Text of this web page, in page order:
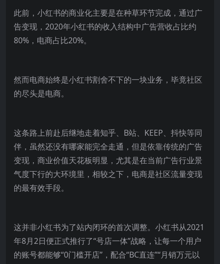
此前，小红书的商业化主要是在种草环节完成，通过广
告变现，2020年小红书的收入结构中广告营收占比约
80%，电商占比20%。
然而电商始终是小红书割舍不下的一块业务，毕竟社区
的尽头是电商。
这条路上前赴后继地走着知乎、B站、KEEP、抖快等同
伴，虽然还没有哪家能完全走通，但是依靠传统的广告
变现，商业价值天花板明显，尤其是在当前广告行业景
气度下行的大环境里，相较之下，电商是社区流量变现
的最有效手段。
这并非小红书为了站内闭环的首次调整。小红书从2021
年8月2日便正式推行了“号店一体”战略，让每一个用户
的账号都能够“0门槛开店”，配合“BC直连”“月销万元以